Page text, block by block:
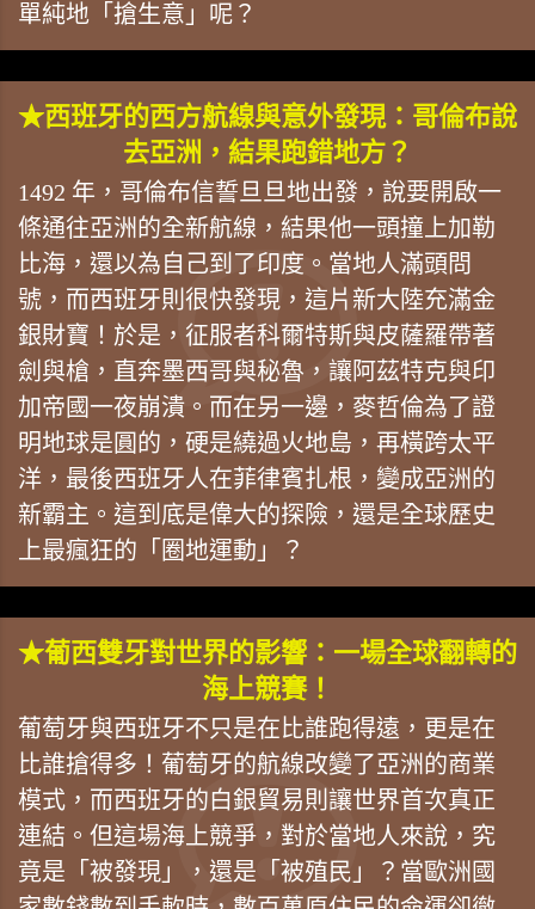
單純地「搶生意」呢？
★西班牙的西方航線與意外發現：哥倫布說
去亞洲，結果跑錯地方？
1492 年，哥倫布信誓旦旦地出發，說要開啟一
條通往亞洲的全新航線，結果他一頭撞上加勒
比海，還以為自己到了印度。當地人滿頭問
號，而西班牙則很快發現，這片新大陸充滿金
銀財寶！於是，征服者科爾特斯與皮薩羅帶著
劍與槍，直奔墨西哥與秘魯，讓阿茲特克與印
加帝國一夜崩潰。而在另一邊，麥哲倫為了證
明地球是圓的，硬是繞過火地島，再橫跨太平
洋，最後西班牙人在菲律賓扎根，變成亞洲的
新霸主。這到底是偉大的探險，還是全球歷史
上最瘋狂的「圈地運動」？
★葡西雙牙對世界的影響：一場全球翻轉的
海上競賽！
葡萄牙與西班牙不只是在比誰跑得遠，更是在
比誰搶得多！葡萄牙的航線改變了亞洲的商業
模式，而西班牙的白銀貿易則讓世界首次真正
連結。但這場海上競爭，對於當地人來說，究
竟是「被發現」，還是「被殖民」？當歐洲國